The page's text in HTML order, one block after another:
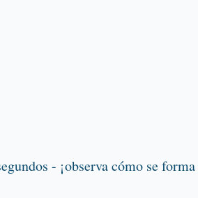
- ¡observa cómo se